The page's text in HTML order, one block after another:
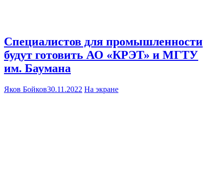
Специалистов для промышленности
будут готовить АО «КРЭТ» и МГТУ
им. Баумана
Яков Бойков30.11.2022 На экране